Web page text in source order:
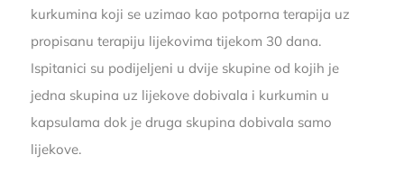
kurkumina koji se uzimao kao potporna terapija uz
propisanu terapiju lijekovima tijekom 30 dana.
Ispitanici su podijeljeni u dvije skupine od kojih je
jedna skupina uz lijekove dobivala i kurkumin u
kapsulama dok je druga skupina dobivala samo
lijekove.